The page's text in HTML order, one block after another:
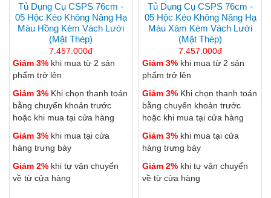
Tủ Dụng Cụ CSPS 76cm -
05 Hộc Kéo Không Nâng Hạ
Màu Hồng Kèm Vách Lưới
(mặt Thép)
7.457.000đ
Giảm 3% khi mua từ 2 sản
phẩm trở lên
Giảm 3% Khi chọn thanh toán
bằng chuyển khoản trước
hoặc khi mua tại cửa hàng
Giảm 3% khi mua tại cửa
hàng trưng bày
Giảm 2% khi tự vận chuyển
về từ cửa hàng
Tủ Dụng Cụ CSPS 76cm -
05 Hộc Kéo Không Nâng Hạ
Màu Xám Kèm Vách Lưới
(mặt Thép)
7.457.000đ
Giảm 3% khi mua từ 2 sản
phẩm trở lên
Giảm 3% Khi chọn thanh toán
bằng chuyển khoản trước
hoặc khi mua tại cửa hàng
Giảm 3% khi mua tại cửa
hàng trưng bày
Giảm 2% khi tự vận chuyển
về từ cửa hàng